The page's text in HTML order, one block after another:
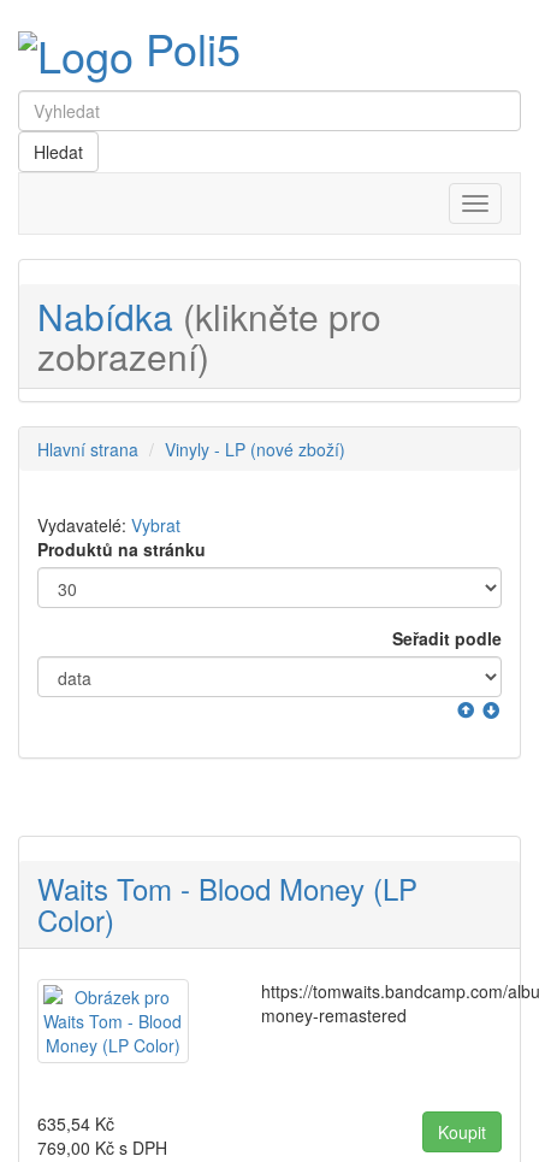
Poli5
Menu
Nabídka (klikněte pro
zobrazení)
Hlavní strana Vinyly - LP (nové zboží)
Vydavatelé: Vybrat
Produktů na stránku
Seřadit podle
Waits Tom - Blood Money (LP
Color)
https://tomwaits.bandcamp.com/
money-remastered
635,54 Kč
769,00 Kč s DPH